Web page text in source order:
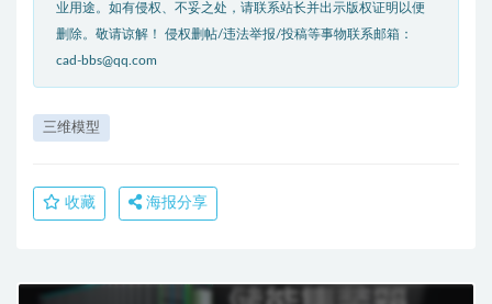
业用途。如有侵权、不妥之处，请联系站长并出示版权证明以便
删除。敬请谅解！ 侵权删帖/违法举报/投稿等事物联系邮箱：
cad-bbs@qq.com
三维模型
收藏 海报分享